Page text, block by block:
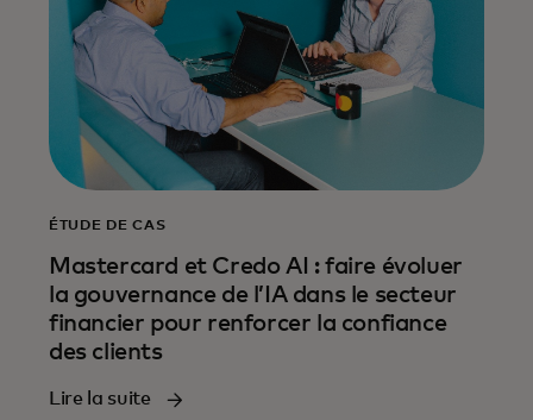
ÉTUDE DE CAS
Mastercard et Credo AI : faire évoluer
la gouvernance de l’IA dans le secteur
financier pour renforcer la confiance
des clients
Lire la suite